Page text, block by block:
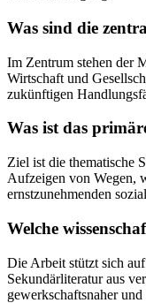
Was sind die
Im Zentrum stehen der
Wirtschaft und
zukünftigen
Was ist das
Ziel ist die thematische
Aufzeigen von Wegen,
ernstzunehmenden
Welche
Die Arbeit stützt sich
Sekundärliteratur aus
gewerkschaftsnaher